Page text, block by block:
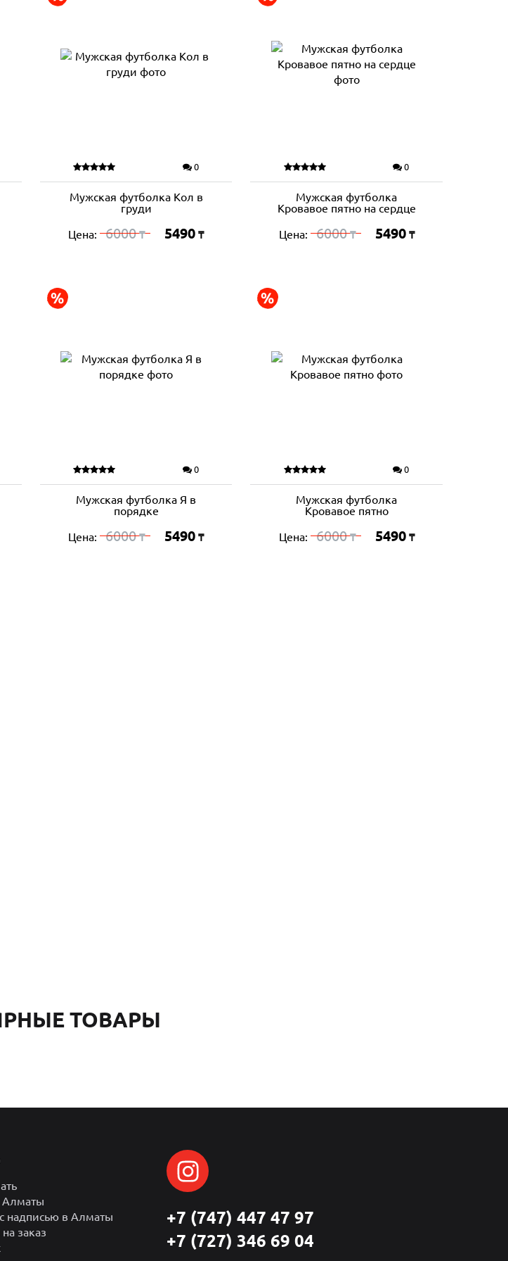
0
Мужская футболка Кол в
груди
Цена: 6000₸ 5490 ₸
0
Мужская футболка
Кровавое пятно на сердце
Цена: 6000₸ 5490 ₸
0
Мужская футболка Я в
порядке
Цена: 6000₸ 5490 ₸
0
Мужская футболка
Кровавое пятно
Цена: 6000₸ 5490 ₸
ТОВАРЫ
Алматы
надписью в Алматы
заказ
+7 (747) 447 47 97
+7 (727) 346 69 04